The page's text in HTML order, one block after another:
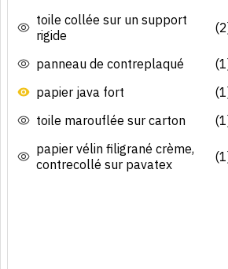
toile collée sur un support
rigide
panneau de contreplaqué
papier java fort
toile marouflée sur carton
papier vélin filigrané crème,
contrecollé sur pavatex